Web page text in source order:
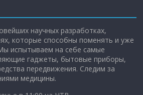
научных разработках,
которые способны поменять и уже
испытываем на себе самые
гаджеты, бытовые приборы,
передвижения. Следим за
медицины.